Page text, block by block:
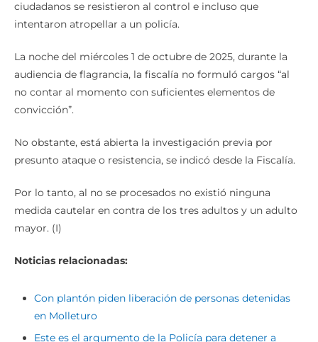
ciudadanos se resistieron al control e incluso que
intentaron atropellar a un policía.
La noche del miércoles 1 de octubre de 2025, durante la
audiencia de flagrancia, la fiscalía no formuló cargos “al
no contar al momento con suficientes elementos de
convicción”.
No obstante, está abierta la investigación previa por
presunto ataque o resistencia, se indicó desde la Fiscalía.
Por lo tanto, al no se procesados no existió ninguna
medida cautelar en contra de los tres adultos y un adulto
mayor. (I)
Noticias relacionadas:
Con plantón piden liberación de personas detenidas
en Molleturo
Este es el argumento de la Policía para detener a